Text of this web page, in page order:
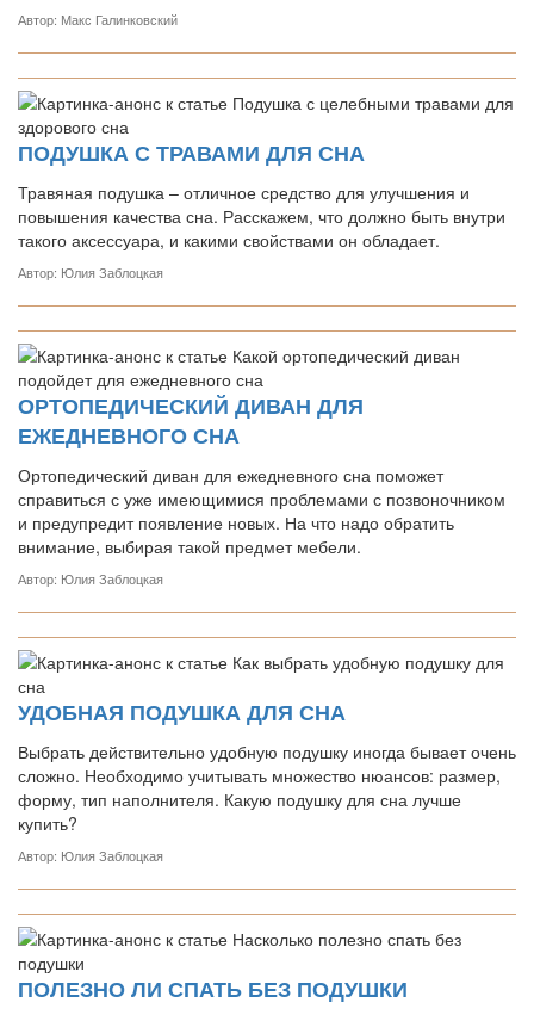
Автор: Макс Галинковский
ПОДУШКА С ТРАВАМИ ДЛЯ СНА
Травяная подушка – отличное средство для улучшения и
повышения качества сна. Расскажем, что должно быть внутри
такого аксессуара, и какими свойствами он обладает.
Автор: Юлия Заблоцкая
ОРТОПЕДИЧЕСКИЙ ДИВАН ДЛЯ
ЕЖЕДНЕВНОГО СНА
Ортопедический диван для ежедневного сна поможет
справиться с уже имеющимися проблемами с позвоночником
и предупредит появление новых. На что надо обратить
внимание, выбирая такой предмет мебели.
Автор: Юлия Заблоцкая
УДОБНАЯ ПОДУШКА ДЛЯ СНА
Выбрать действительно удобную подушку иногда бывает очень
сложно. Необходимо учитывать множество нюансов: размер,
форму, тип наполнителя. Какую подушку для сна лучше
купить?
Автор: Юлия Заблоцкая
ПОЛЕЗНО ЛИ СПАТЬ БЕЗ ПОДУШКИ